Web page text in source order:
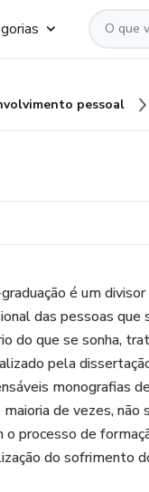
pessoal
é um
das pessoas que
do que se sonha,
pela
monografias
maioria de vezes,
o processo de
do sofrimento